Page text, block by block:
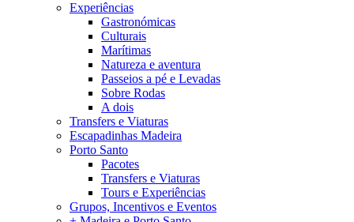
Experiências
Gastronómicas
Culturais
Marítimas
Natureza e aventura
Passeios a pé e Levadas
Sobre Rodas
A dois
Transfers e Viaturas
Escapadinhas Madeira
Porto Santo
Pacotes
Transfers e Viaturas
Tours e Experiências
Grupos, Incentivos e Eventos